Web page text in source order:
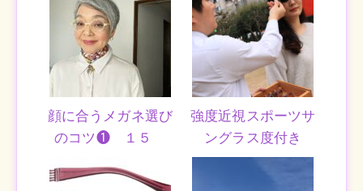
顔に合うメガネ選び
のコツ❶ １５
強度近視スポーツサ
ングラス度付き